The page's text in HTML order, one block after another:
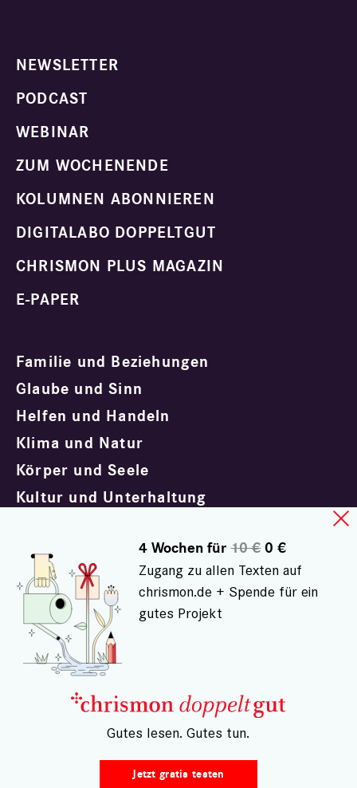
NEWSLETTER
PODCAST
WEBINAR
ZUM WOCHENENDE
KOLUMNEN ABONNIEREN
DIGITALABO DOPPELTGUT
CHRISMON PLUS MAGAZIN
E-PAPER
Familie und Beziehungen
Glaube und Sinn
Helfen und Handeln
Klima und Natur
Körper und Seele
Kultur und Unterhaltung
Trauern und Trösten
Impressum
Datenschutz
Kontakt
AGB doppeltgut
Widerrufsrecht
Vertrag widerrufen
4 Wochen für10 €0 €
Zugang zu allen Texten auf
chrismon.de + Spende für ein
gutes Projekt
– Gutes lesen. Gutes tun.
Jetzt gratis testen